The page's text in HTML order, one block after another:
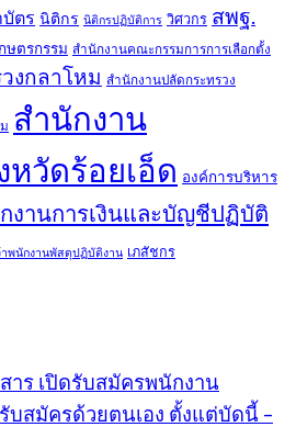
ตร นิติกร นิติกรปฏิบัติการ วิศวกร สพฐ.
ษตรกรรม สำนักงานคณะกรรมการการเลือกตั้ง
งกลาโหม สำนักงานปลัดกระทรวง
สำนักงาน
วัดร้อยเอ็ด องค์การบริหาร
งานการเงินและบัญชีปฏิบัติ
าพนักงานพัสดุปฏิบัติงาน เภสัชกร
าร เปิดรับสมัครพนักงาน
บสมัครด้วยตนเอง ตั้งแต่บัดนี้ –